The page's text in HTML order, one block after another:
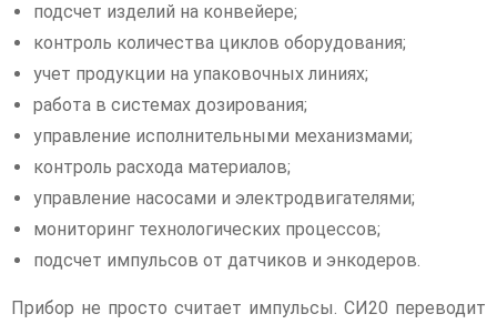
подсчет изделий на конвейере;
контроль количества циклов оборудования;
учет продукции на упаковочных линиях;
работа в системах дозирования;
управление исполнительными механизмами;
контроль расхода материалов;
управление насосами и электродвигателями;
мониторинг технологических процессов;
подсчет импульсов от датчиков и энкодеров.
Прибор не просто считает импульсы. СИ20 переводит